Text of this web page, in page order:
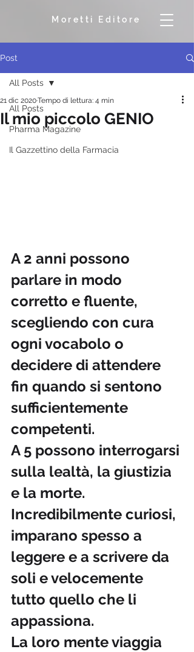
Moretti Editore
Post
All Posts
Pharma Magazine
Il Gazzettino della Farmacia
All Posts
Il mio piccolo GENIO
21 dic 2020Tempo di lettura: 4 min
A 2 anni possono
parlare in modo
corretto e fluente,
scegliendo con cura
ogni vocabolo o
decidere di attendere
fin quando si sentono
sufficientemente
competenti.
A 5 possono interrogarsi
sulla lealtà, la giustizia
e la morte.
Incredibilmente curiosi,
imparano spesso a
leggere e a scrivere da
soli e velocemente
tutto quello che li
appassiona.
La loro mente viaggia